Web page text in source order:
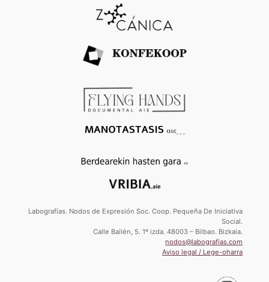
Labografías. Nodos de Expresión Soc. Coop. Pequeña De Iniciativa
Social.
Calle Bailén, 5. 1º izda. 48003 – Bilbao. Bizkaia.
nodos@labografias.com
Aviso legal / Lege-oharra